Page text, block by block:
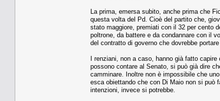
La prima, emersa subito, anche prima che
questa volta del Pd. Cioè del partito che,
stato maggiore, premiati con il 32 per cento
poltrone, da battere e da condannare con il
del contratto di governo che dovrebbe
I renziani, non a caso, hanno già fatto
possono contare al Senato, si può già dire
camminare. Inoltre non è impossibile che
esca obiettando che con Di Maio non si
intenzioni, invece si potrebbe.